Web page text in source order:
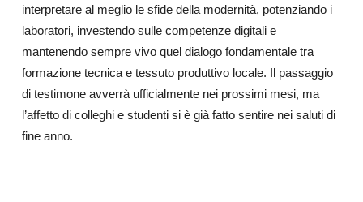
interpretare al meglio le sfide della modernità, potenziando i
laboratori, investendo sulle competenze digitali e
mantenendo sempre vivo quel dialogo fondamentale tra
formazione tecnica e tessuto produttivo locale. Il passaggio
di testimone avverrà ufficialmente nei prossimi mesi, ma
l’affetto di colleghi e studenti si è già fatto sentire nei saluti di
fine anno.